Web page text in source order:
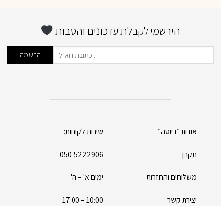
הירשמי לקבלת עדכונים והטבות
אודות ״דיוסה״
תקנון
משלוחים והחזרות
יצירת קשר
שירות לקוחות:
050-5222906
ימים א' – ה'
10:00 – 17:00